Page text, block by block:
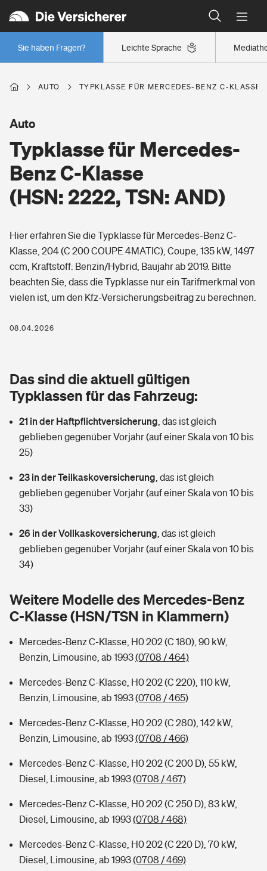
Leichte Sprache
Sie haben Fragen?
Wer versichert was: Jetzt Versicherer finden
Regionalklassen: So ist Ihre Region eingestuft
Wer versichert was: Jetzt Versicherer finden
Berufsunfähigkeitsversicherung
Arbeitsrechtsschutz
Berufshaftpflichtversicherung
Rentenrechner: Wie viel Geld bekomme ich im Alter?
Wer versichert was: Jetzt Versicherer finden
Sie haben Fragen?
Wohnen
Wohngebäudeversicherung
Hausratversicherung
Elementarversicherung
Photovoltaik
Wärmepumpen versichern
Vermieterrrechtsschutz
Mietkautionsversicherung
Restkreditversicherung
Zur Übersicht
Hochwasser-Check: Wie gefährdet ist Ihr Haus?
Wer versichert was: Jetzt Versicherer finden
Sie haben Fragen?
Pri­vate Haft­pflicht­
Rechts­schutz­ver­si­che­rung
Kinderunfall­ver­si­che­rung
Reiseversicherung
Handyversicherung
Private Cyberversicherung
Musikinstrumentenversicherung
Typklassen: So ist Ihr Auto eingestuft
Sie haben Fragen?
Gesundheit
Private Krankenversicherung
Tierkrankenversicherung
Zur Übersicht
Wer versichert was: Jetzt Versicherer finden
Sie haben Fragen?
Rentenrechner: Wie viel Geld bekomme ich im Alter?
AUTO TYPKLASSE FÜR MERCEDES-BENZ C-
Typklasse für Mercedes-
Benz C-Klasse
(HSN: 2222, TSN: AND)
Auto
Hier erfahren Sie die Typklasse für Mercedes-Benz C-
Klasse, 204 (C 200 COUPE 4MATIC), Coupe, 135 kW, 1497
ccm, Kraftstoff: Benzin/Hybrid, Baujahr ab 2019. Bitte
beachten Sie, dass die Typklasse nur ein Tarifmerkmal von
vielen ist, um den Kfz-Versicherungsbeitrag zu berechnen.
08.04.2026
Das sind die aktuell gültigen
Typklassen für das Fahrzeug:
21 in der Haftpflichtversicherung das ist gleich
geblieben gegenüber Vorjahr (auf einer Skala von 10 bis
25)
23 in der Teilkaskoversicherung das ist gleich
geblieben gegenüber Vorjahr (auf einer Skala von 10 bis
33)
26 in der Vollkaskoversicherung das ist gleich
geblieben gegenüber Vorjahr (auf einer Skala von 10 bis
34)
Weitere Modelle des Mercedes-Benz
C-Klasse (HSN/TSN in Klammern)
Mercedes-Benz C-Klasse, H0 202 (C 180), 90 kW,
Benzin, Limousine, ab 1993(0708 / 464)
Mercedes-Benz C-Klasse, H0 202 (C 220), 110 kW,
Benzin, Limousine, ab 1993(0708 / 465)
Mercedes-Benz C-Klasse, H0 202 (C 280), 142 kW,
Benzin, Limousine, ab 1993(0708 / 466)
Mercedes-Benz C-Klasse, H0 202 (C 200 D), 55 kW,
Diesel, Limousine, ab 1993(0708 / 467)
Mercedes-Benz C-Klasse, H0 202 (C 250 D), 83 kW,
Diesel, Limousine, ab 1993(0708 / 468)
Mercedes-Benz C-Klasse, H0 202 (C 220 D), 70 kW,
Diesel, Limousine, ab 1993(0708 / 469)